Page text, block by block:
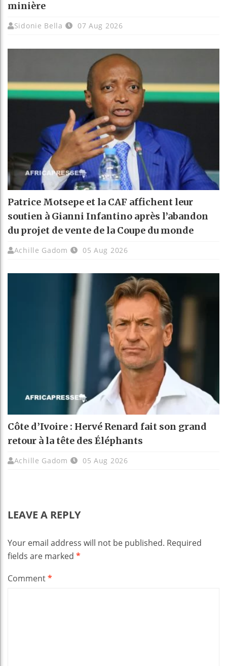
minière
Sidonie Bella 07 Aug 2026
Patrice Motsepe et la CAF affichent leur
soutien à Gianni Infantino après l’abandon
du projet de vente de la Coupe du monde
Achille Gadom 05 Aug 2026
Côte d’Ivoire : Hervé Renard fait son grand
retour à la tête des Éléphants
Achille Gadom 05 Aug 2026
LEAVE A REPLY
Your email address will not be published. Required
fields are marked *
Comment*